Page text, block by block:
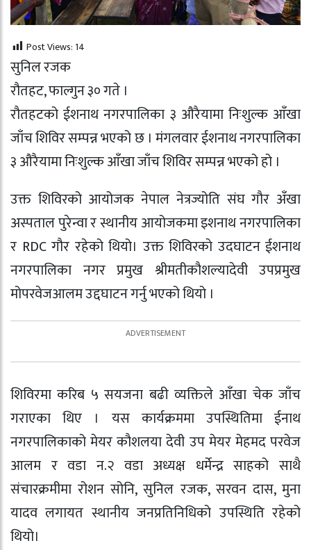
Post Views: 14
सुनिल रजक
रौतहट, फाल्गुन ३० गते ।
रौतहटको ईशनाथ नगरपालिका ३ औरैयामा निःशुल्क आँखा
जाँच शिविर सम्पन्न भएको छ । मंगलवार ईशनाथ नगरपालिका
३ औरैयामा निःशुल्क आँखा जाँच शिविर सम्पन्न भएको हो ।
उक्त शिविरको आयोजक नेपाल नेत्रज्योति संघ गौर अँखा
अस्पताल पुरेन्वा र स्थानीय आयोजकमा इशनाथ नगरपालिका
र RDC गौर रहेको थियो। उक्त शिविरकाे उदघाटन ईशनाथ
नगरपालिका नगर प्रमुख श्रीमतीकौशल्यादेवी उपप्रमुख
मोपरवेजआलम उद्दघाटन गर्नु भएको थियो ।
शिविरमा करिब ५ सयजना बढी व्यक्तिले आँखा चेक जाँच
गराएका थिए । यस कार्यक्रममा उपस्थितिमा ईनाथ
नगरपालिकाको मेयर कौशलया देवी उप मेयर मेहमद परवेज
आलम र वडा न.२ वडा अध्यक्ष धर्मेन्द्र साहको साथै
संचारक्रमीमा रोशन सोनि, सुनिल रजक, सरवन दास, मुना
यादव लगायत स्थानीय जनप्रतिनिधिको उपस्थिति रहेको
थियो।